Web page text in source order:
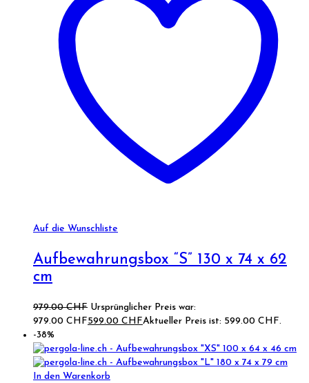
Auf die Wunschliste
Aufbewahrungsbox “S” 130 x 74 x 62
cm
979.00CHF Ursprünglicher Preis war:
979.00 CHF599.00 CHFAktueller Preis ist: 599.00 CHF.
-38%
In den Warenkorb